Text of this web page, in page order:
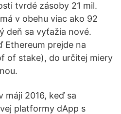
tvrdé zásoby 21 mil.
v obehu viac ako 92
deň sa vyťažia nové.
Ethereum prejde na
of stake), do určitej miery
máji 2016, keď sa
platformy dApp s